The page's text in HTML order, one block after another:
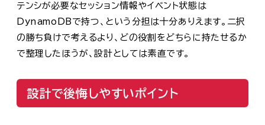
テンシが必要なセッション情報やイベント状態は
DynamoDBで持つ、という分担は十分ありえます。二択
の勝ち負けで考えるより、どの役割をどちらに持たせるか
で整理したほうが、設計としては素直です。
設計で後悔しやすいポイント